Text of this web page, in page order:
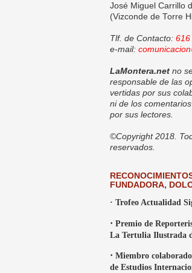
José Miguel Carrillo
(Vizconde de Torre
Tlf. de Contacto: 616
e-mail:
LaMontera.net no
responsable de las
vertidas por sus
ni de los
por sus lectores.
©Copyright 2018.
reservados.
FUNDADORA,
· Trofeo Actualidad
· Premio de
La Tertulia Ilustrada
· Miembro
de Estudios